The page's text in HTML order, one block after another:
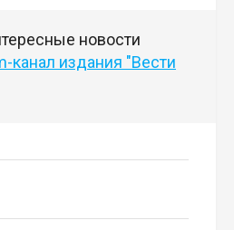
новости
канал издания "Вести